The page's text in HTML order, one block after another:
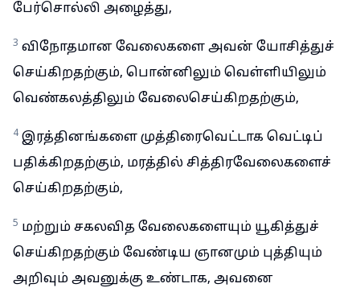
பேர்சொல்லி அழைத்து,
3 விநோதமான வேலைகளை அவன் யோசித்துச்
செய்கிறதற்கும், பொன்னிலும் வெள்ளியிலும்
வெண்கலத்திலும் வேலைசெய்கிறதற்கும்,
4 இரத்தினங்களை முத்திரைவெட்டாக வெட்டிப்
பதிக்கிறதற்கும், மரத்தில் சித்திரவேலைகளைச்
செய்கிறதற்கும்,
5 மற்றும் சகலவித வேலைகளையும் யூகித்துச்
செய்கிறதற்கும் வேண்டிய ஞானமும் புத்தியும்
அறிவும் அவனுக்கு உண்டாக, அவனை